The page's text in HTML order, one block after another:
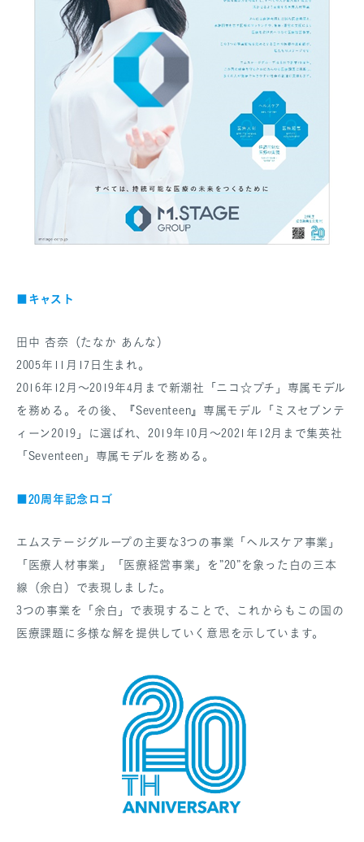
■キャスト
田中 杏奈（たなか あんな）
2005年11月17日生まれ。
2016年12月〜2019年4月まで新潮社「ニコ☆プチ」専属モデル
を務める。その後、『Seventeen』専属モデル「ミスセブンテ
ィーン2019」に選ばれ、2019年10月～2021年12月まで集英社
「Seventeen」専属モデルを務める。
■20周年記念ロゴ
エムステージグループの主要な3つの事業「ヘルスケア事業」
「医療人材事業」「医療経営事業」を”20”を象った白の三本
線（余白）で表現しました。
3つの事業を「余白」で表現することで、これからもこの国の
医療課題に多様な解を提供していく意思を示しています。